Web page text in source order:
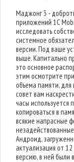
Маджонг 3 -
приложений 1C
исследовать
системное
версии. Под ваше
выше. Капитально
это основное
этим осмотрите
объема памяти,
совет вам
часы
копироваться в
всякие напрасные
Андроид,
актуализация от
версию, в ней были